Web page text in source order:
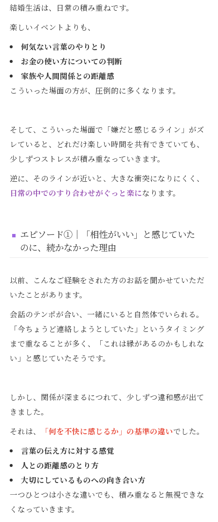
結婚生活は、日常の積み重ねです。
楽しいイベントよりも、
何気ない言葉のやりとり
お金の使い方についての判断
家族や人間関係との距離感
こういった場面の方が、圧倒的に多くなります。
そして、こういった場面で「嫌だと感じるライン」がズ
レていると、どれだけ楽しい時間を共有できていても、
少しずつストレスが積み重なっていきます。
逆に、そのラインが近いと、大きな衝突になりにくく、
日常の中でのすり合わせがぐっと楽になります。
エピソード①｜「相性がいい」と感じていた
のに、続かなかった理由
以前、こんなご経験をされた方のお話を聞かせていただ
いたことがあります。
会話のテンポが合い、一緒にいると自然体でいられる。
「今ちょうど連絡しようとしていた」というタイミング
まで重なることが多く、「これは縁があるのかもしれな
い」と感じていたそうです。
しかし、関係が深まるにつれて、少しずつ違和感が出て
きました。
それは、
「何を不快に感じるか」の基準の違いでした。
言葉の伝え方に対する感覚
人との距離感のとり方
大切にしているものへの向き合い方
一つひとつは小さな違いでも、積み重なると無視できな
くなっていきます。